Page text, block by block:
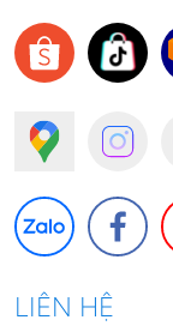
LIÊN HỆ